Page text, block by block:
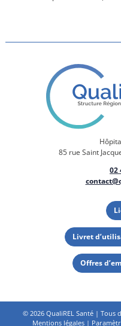
85 rue Saint
02
Livret
Offres
© 2026 QualiREL Santé |
Mentions légales|